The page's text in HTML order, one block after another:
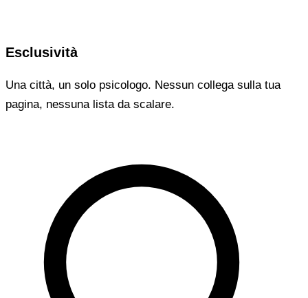
Esclusività
Una città, un solo psicologo. Nessun collega sulla tua
pagina, nessuna lista da scalare.